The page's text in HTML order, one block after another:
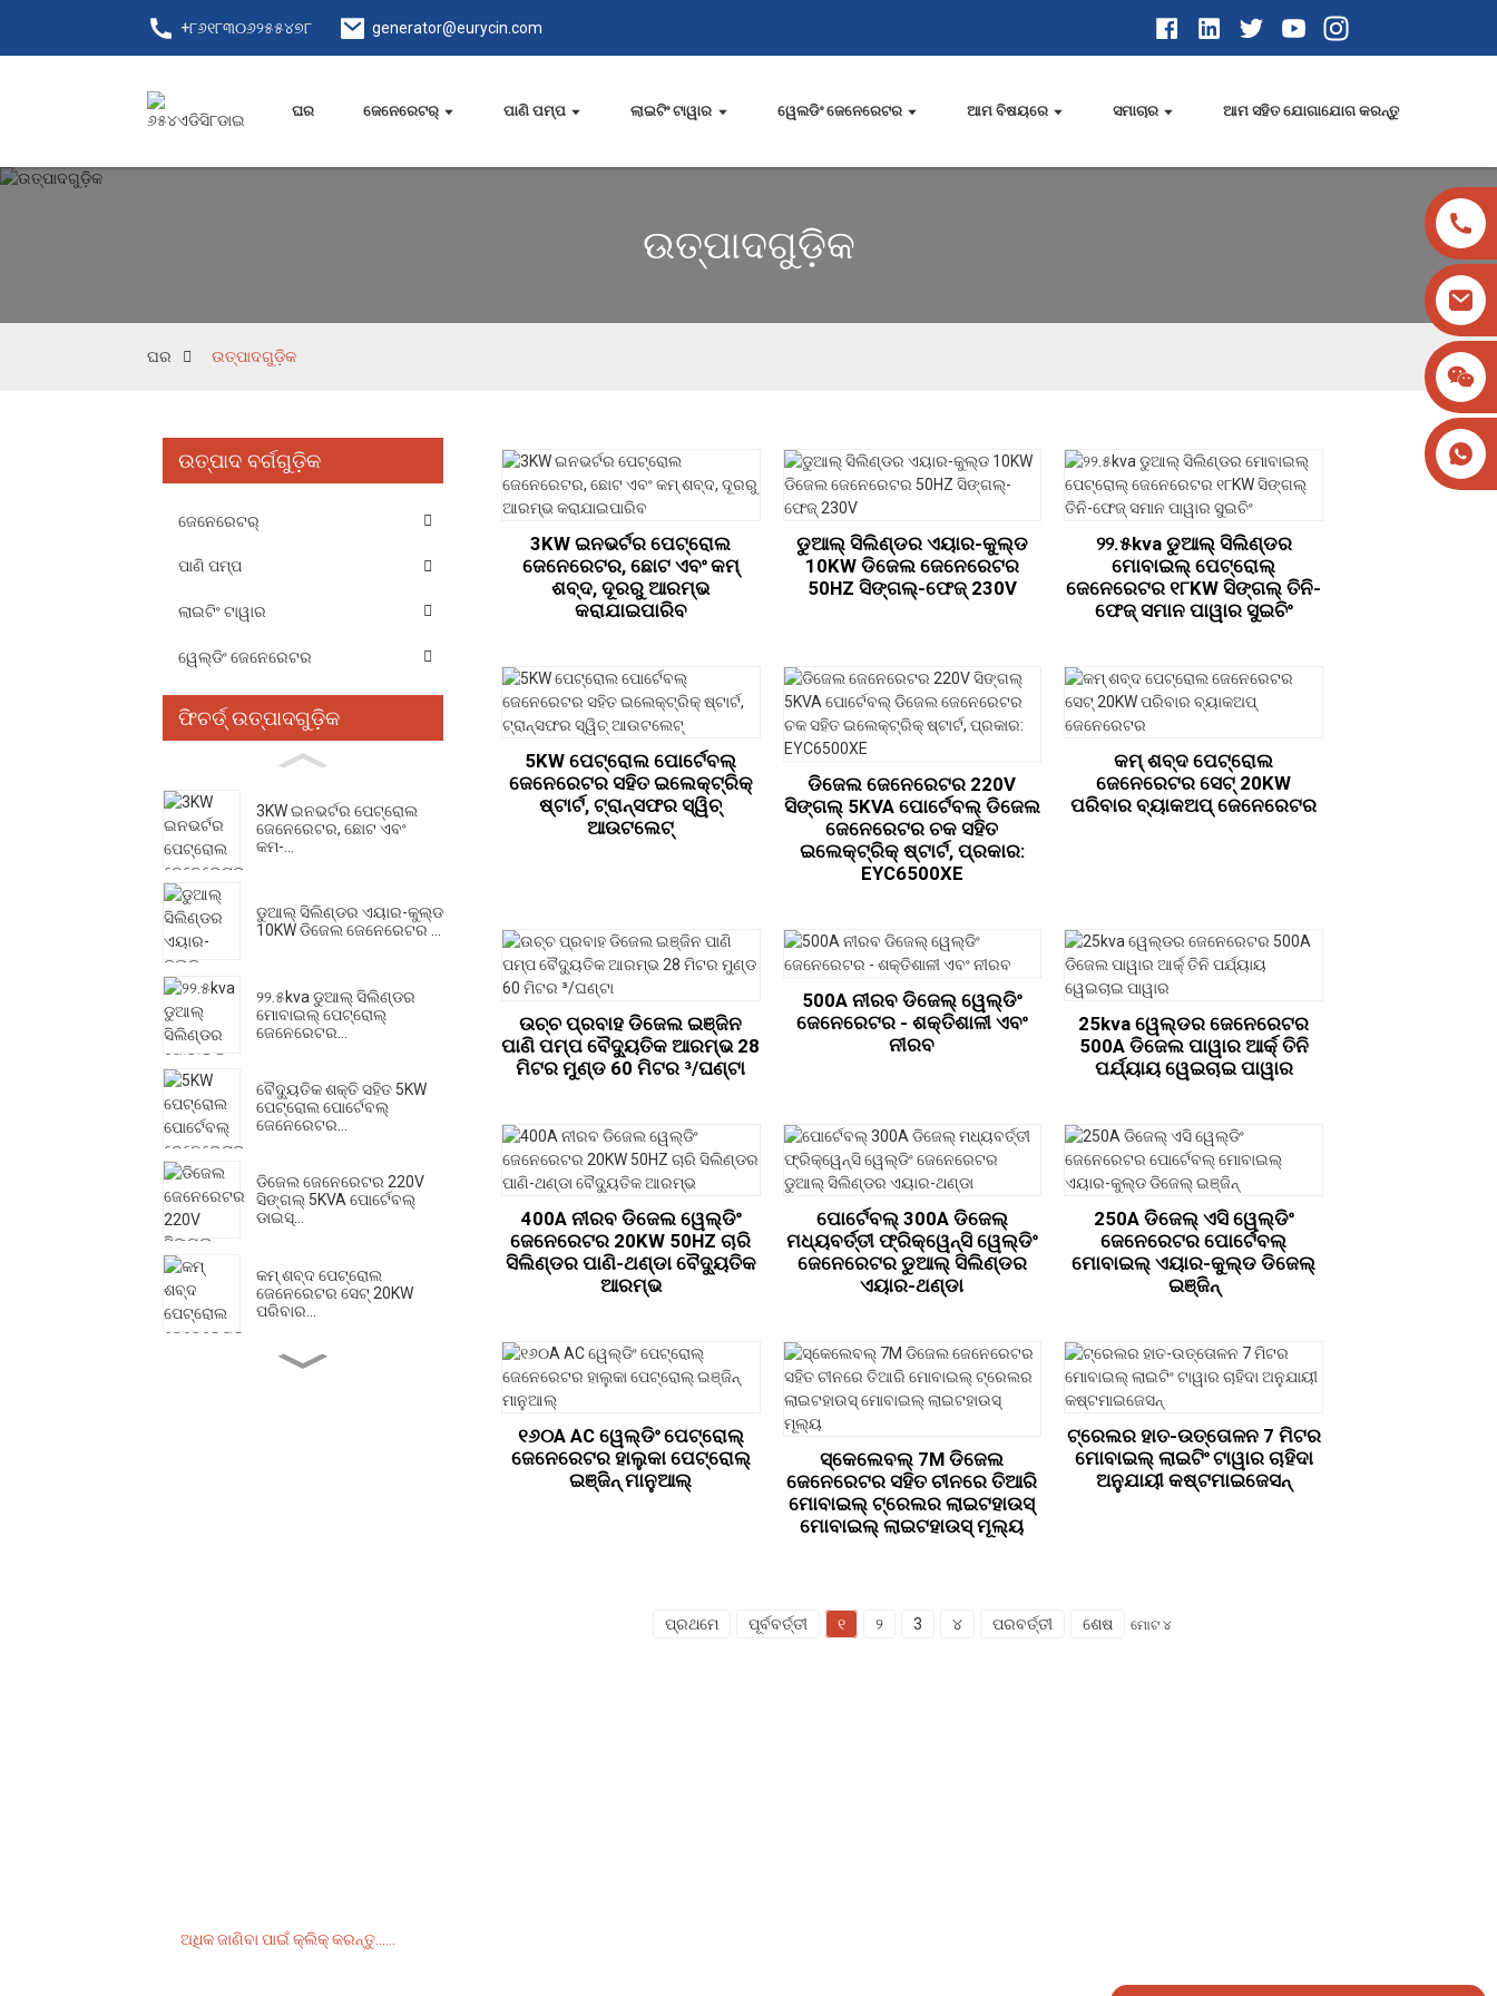
+୮୬୧୮୩୦୬୨୫୫୪୭୮ generator@eurycin.com
ଘର ଜେନେରେଟର୍‍ ପାଣି ପମ୍ପ ଲାଇଟିଂ ଟାୱାର ୱେଲଡିଂ ଜେନେରେଟର ଆମ ବିଷୟରେ ସମାଚାର ଆମ ସହିତ ଯୋଗାଯୋଗ କରନ୍ତୁ
ଉତ୍ପାଦଗୁଡ଼ିକ
ଘର ଉତ୍ପାଦଗୁଡ଼ିକ
ଉତ୍ପାଦ ବର୍ଗଗୁଡ଼ିକ
ଜେନେରେଟର୍‍
ପାଣି ପମ୍ପ
ଲାଇଟିଂ ଟାୱାର
ୱେଲ୍ଡିଂ ଜେନେରେଟର
ଫିଚର୍ଡ୍ ଉତ୍ପାଦଗୁଡ଼ିକ
3KW ଇନଭର୍ଟର ପେଟ୍ରୋଲ
ଜେନେରେଟର, ଛୋଟ ଏବଂ
କମ-...
ଡୁଆଲ୍ ସିଲିଣ୍ଡର ଏୟାର-କୁଲ୍ଡ
10KW ଡିଜେଲ ଜେନେରେଟର ...
୨୨.୫kva ଡୁଆଲ୍ ସିଲିଣ୍ଡର
ମୋବାଇଲ୍ ପେଟ୍ରୋଲ୍
ଜେନେରେଟର...
ବୈଦ୍ୟୁତିକ ଶକ୍ତି ସହିତ 5KW
ପେଟ୍ରୋଲ ପୋର୍ଟେବଲ୍
ଜେନେରେଟର...
ଡିଜେଲ ଜେନେରେଟର 220V
ସିଙ୍ଗଲ୍ 5KVA ପୋର୍ଟେବଲ୍
ଡାଇସ୍...
କମ୍ ଶବ୍ଦ ପେଟ୍ରୋଲ
ଜେନେରେଟର ସେଟ୍ 20KW
ପରିବାର...
3KW ଇନଭର୍ଟର ପେଟ୍ରୋଲ
ଜେନେରେଟର, ଛୋଟ ଏବଂ କମ୍
ଶବ୍ଦ, ଦୂରରୁ ଆରମ୍ଭ
କରାଯାଇପାରିବ
ଡୁଆଲ୍ ସିଲିଣ୍ଡର ଏୟାର-କୁଲ୍ଡ
10KW ଡିଜେଲ ଜେନେରେଟର
50HZ ସିଙ୍ଗଲ୍-ଫେଜ୍ 230V
୨୨.୫kva ଡୁଆଲ୍ ସିଲିଣ୍ଡର
ମୋବାଇଲ୍ ପେଟ୍ରୋଲ୍
ଜେନେରେଟର ୧୮KW ସିଙ୍ଗଲ୍ ତିନି-
ଫେଜ୍ ସମାନ ପାୱାର ସୁଇଚିଂ
5KW ପେଟ୍ରୋଲ ପୋର୍ଟେବଲ୍
ଜେନେରେଟର ସହିତ ଇଲେକ୍ଟ୍ରିକ୍
ଷ୍ଟାର୍ଟ, ଟ୍ରାନ୍ସଫର ସ୍ୱିଚ୍
ଆଉଟଲେଟ୍
ଡିଜେଲ ଜେନେରେଟର 220V
ସିଙ୍ଗଲ୍ 5KVA ପୋର୍ଟେବଲ୍ ଡିଜେଲ
ଜେନେରେଟର ଚକ ସହିତ
ଇଲେକ୍ଟ୍ରିକ୍ ଷ୍ଟାର୍ଟ, ପ୍ରକାର:
EYC6500XE
କମ୍ ଶବ୍ଦ ପେଟ୍ରୋଲ
ଜେନେରେଟର ସେଟ୍ 20KW
ପରିବାର ବ୍ୟାକଅପ୍ ଜେନେରେଟର
ଉଚ୍ଚ ପ୍ରବାହ ଡିଜେଲ ଇଞ୍ଜିନ
ପାଣି ପମ୍ପ ବୈଦ୍ୟୁତିକ ଆରମ୍ଭ 28
ମିଟର ମୁଣ୍ଡ 60 ମିଟର ³/ଘଣ୍ଟା
500A ନୀରବ ଡିଜେଲ୍ ୱେଲ୍ଡିଂ
ଜେନେରେଟର - ଶକ୍ତିଶାଳୀ ଏବଂ
ନୀରବ
25kva ୱେଲ୍ଡର ଜେନେରେଟର
500A ଡିଜେଲ ପାୱାର ଆର୍କ୍ ତିନି
ପର୍ଯ୍ୟାୟ ୱେଇଚାଇ ପାୱାର
400A ନୀରବ ଡିଜେଲ ୱେଲ୍ଡିଂ
ଜେନେରେଟର 20KW 50HZ ଚାରି
ସିଲିଣ୍ଡର ପାଣି-ଥଣ୍ଡା ବୈଦ୍ୟୁତିକ
ଆରମ୍ଭ
ପୋର୍ଟେବଲ୍ 300A ଡିଜେଲ୍
ମଧ୍ୟବର୍ତ୍ତୀ ଫ୍ରିକ୍ୱେନ୍ସି ୱେଲ୍ଡିଂ
ଜେନେରେଟର ଡୁଆଲ୍ ସିଲିଣ୍ଡର
ଏୟାର-ଥଣ୍ଡା
250A ଡିଜେଲ୍ ଏସି ୱେଲ୍ଡିଂ
ଜେନେରେଟର ପୋର୍ଟେବଲ୍
ମୋବାଇଲ୍ ଏୟାର-କୁଲ୍ଡ ଡିଜେଲ୍
ଇଞ୍ଜିନ୍
୧୬୦A AC ୱେଲ୍ଡିଂ ପେଟ୍ରୋଲ୍
ଜେନେରେଟର ହାଲୁକା ପେଟ୍ରୋଲ୍
ଇଞ୍ଜିନ୍ ମାନୁଆଲ୍
ସ୍କେଲେବଲ୍ 7M ଡିଜେଲ
ଜେନେରେଟର ସହିତ ଚୀନରେ ତିଆରି
ମୋବାଇଲ୍ ଟ୍ରେଲର ଲାଇଟହାଉସ୍
ମୋବାଇଲ୍ ଲାଇଟହାଉସ୍ ମୂଲ୍ୟ
ଟ୍ରେଲର ହାତ-ଉତ୍ତୋଳନ 7 ମିଟର
ମୋବାଇଲ୍ ଲାଇଟିଂ ଟାୱାର ଚାହିଦା
ଅନୁଯାୟୀ କଷ୍ଟମାଇଜେସନ୍
ପ୍ରଥମେ ପୂର୍ବବର୍ତ୍ତୀ ୧ ୨ 3 ୪ ପରବର୍ତ୍ତୀ ଶେଷ ମୋଟ ୪
ଅଧିକ ଜାଣିବା ପାଇଁ କ୍ଲିକ୍ କରନ୍ତୁ......